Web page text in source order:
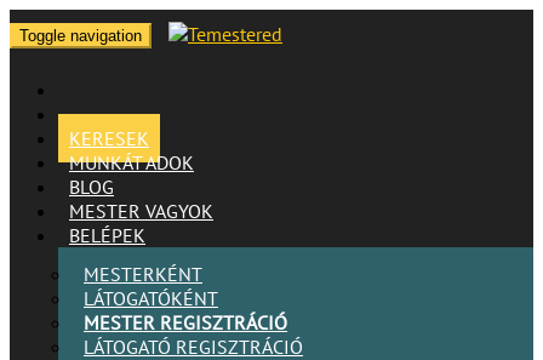
Toggle navigation
KERESEK
MUNKÁT ADOK
BLOG
MESTER VAGYOK
BELÉPEK
MESTERKÉNT
LÁTOGATÓKÉNT
MESTER REGISZTRÁCIÓ
LÁTOGATÓ REGISZTRÁCIÓ